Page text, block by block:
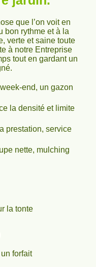
que l’on voit en
bon rythme et à la
verte et saine toute
à notre Entreprise
tout en gardant un
end, un gazon
la densité et limite
prestation, service
nette, mulching
la tonte
forfait